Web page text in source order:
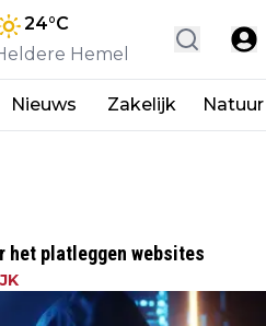
24°C
Hemel
Nieuws Zakelijk Natuur
het platleggen websites